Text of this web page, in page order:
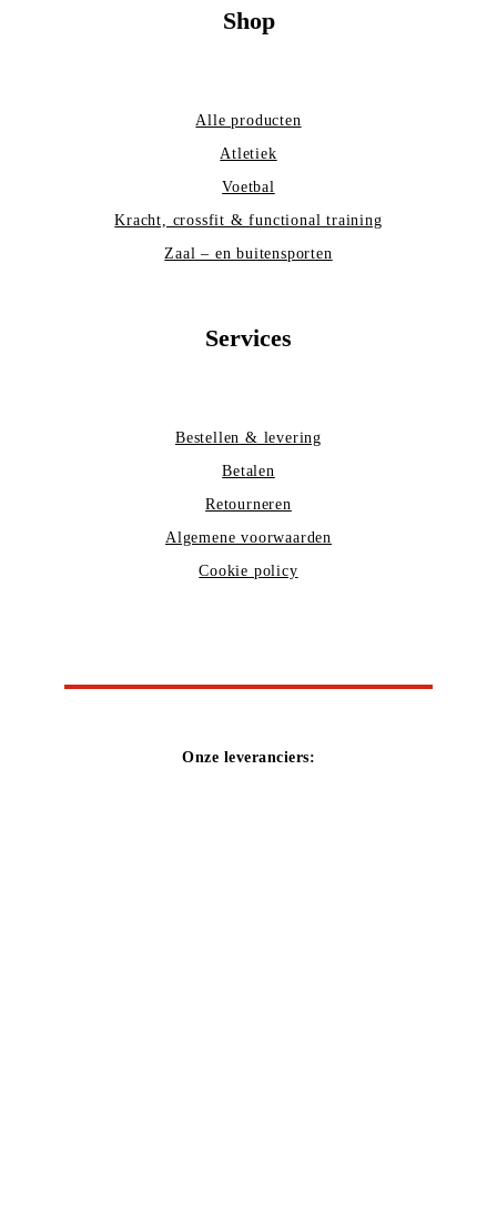
Shop
Alle producten
Atletiek
Voetbal
Kracht, crossfit & functional training
Zaal – en buitensporten
Services
Bestellen & levering
Betalen
Retourneren
Algemene voorwaarden
Cookie policy
Onze leveranciers: